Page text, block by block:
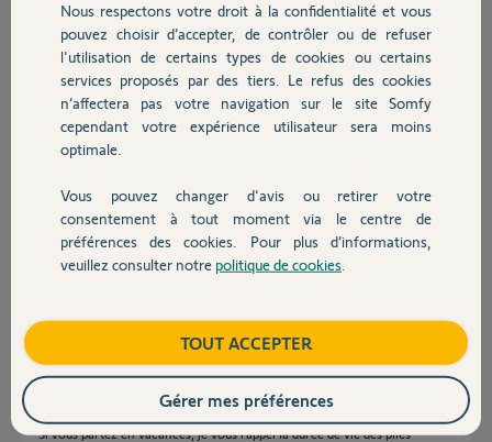
Chauffage
Autres produits
Devis avec un pro
Contact
Merci,
Serge B.
il y a presque 2 ans
Participer au fil de discussion
Réponses
indique avoir baissé la sensibilité.
L'allumage des aquariums ne modifie pas la température, donc il n'y a
aucune raison que le détecteur de mouvement réagisse.
Si vous partez en vacances, je vous rappel la durée de vie des piles
Nous respectons votre droit à la confidentialité et vous
pouvez choisir d’accepter, de contrôler ou de refuser
l'utilisation de certains types de cookies ou certains
services proposés par des tiers. Le refus des cookies
n’affectera pas votre navigation sur le site Somfy
cependant votre expérience utilisateur sera moins
optimale.
Vous pouvez changer d'avis ou retirer votre
consentement à tout moment via le centre de
préférences des cookies. Pour plus d’informations,
veuillez consulter notre politique de cookies
TOUT ACCEPTER
Gérer mes préférences